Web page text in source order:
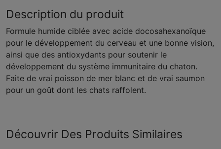
Description du produit
Formule humide ciblée avec acide docosahexanoïque
pour le développement du cerveau et une bonne vision,
ainsi que des antioxydants pour soutenir le
développement du système immunitaire du chaton.
Faite de vrai poisson de mer blanc et de vrai saumon
pour un goût dont les chats raffolent.
Découvrir Des Produits Similaires